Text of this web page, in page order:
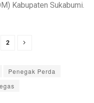
Kabupaten Sukabumi.
2
Penegak Perda